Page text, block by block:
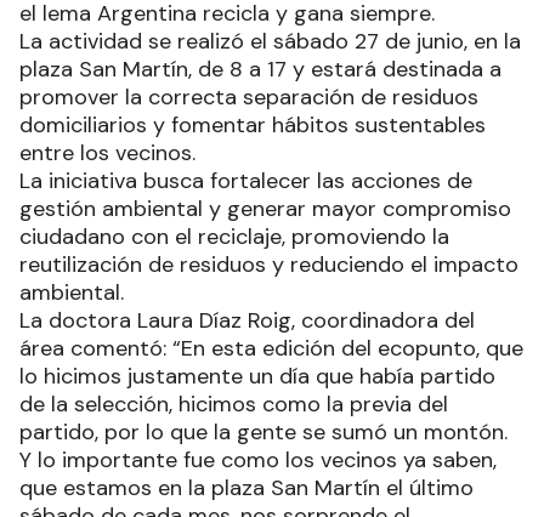
el lema Argentina recicla y gana siempre.
La actividad se realizó el sábado 27 de junio, en la
plaza San Martín, de 8 a 17 y estará destinada a
promover la correcta separación de residuos
domiciliarios y fomentar hábitos sustentables
entre los vecinos.
La iniciativa busca fortalecer las acciones de
gestión ambiental y generar mayor compromiso
ciudadano con el reciclaje, promoviendo la
reutilización de residuos y reduciendo el impacto
ambiental.
La doctora Laura Díaz Roig, coordinadora del
área comentó: “En esta edición del ecopunto, que
lo hicimos justamente un día que había partido
de la selección, hicimos como la previa del
partido, por lo que la gente se sumó un montón.
Y lo importante fue como los vecinos ya saben,
que estamos en la plaza San Martín el último